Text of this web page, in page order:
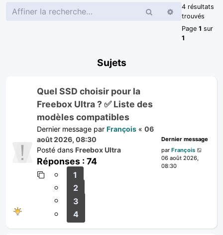
RechercherRecherche
4 résultats
trouvés
Page 1 sur
1
Sujets
Quel SSD choisir pour la
Freebox Ultra ? ✅ Liste des
modèles compatibles
Dernier message par François « 06
août 2026, 08:30
Posté dans Freebox Ultra
Réponses : 74
1
2
3
4
Dernier message
par François
06 août 2026,
08:30